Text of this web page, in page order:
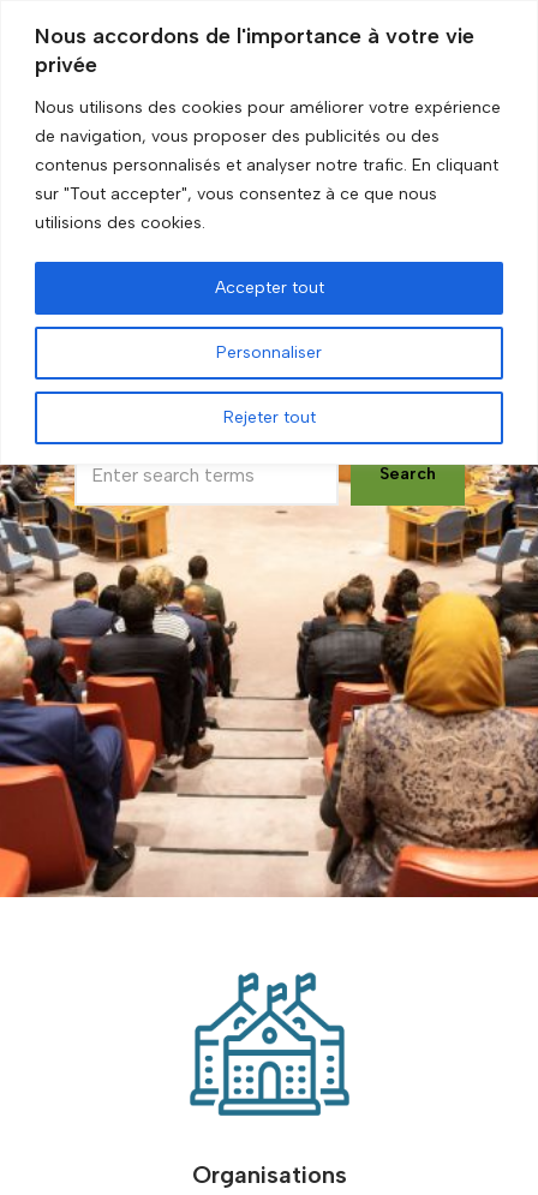
Nous accordons de l'importance à votre vie
privée
Nous utilisons des cookies pour améliorer votre expérience
de navigation, vous proposer des publicités ou des
contenus personnalisés et analyser notre trafic. En cliquant
sur "Tout accepter", vous consentez à ce que nous
utilisions des cookies.
Personnaliser
Rejeter tout
Accepter tout
Skip
to
content
The arms embargoes
Search
Organisations